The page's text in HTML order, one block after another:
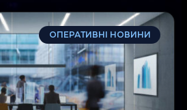
ОПЕРАТИВНІ НОВИНИ